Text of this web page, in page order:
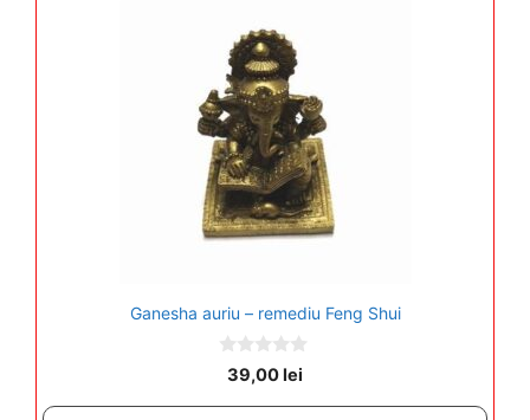
Ganesha auriu – remediu Feng Shui
o39,00lei